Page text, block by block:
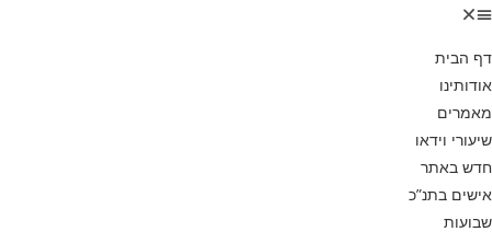
דף הבית
אודותינו
מאמרים
שיעורי וידאו
חדש באתר
אישים בתנ”כ
שבועות